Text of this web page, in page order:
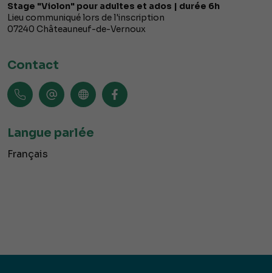
Stage "Violon" pour adultes et ados | durée 6h
Lieu communiqué lors de l'inscription
07240 Châteauneuf-de-Vernoux
Contact
Langue parlée
Français